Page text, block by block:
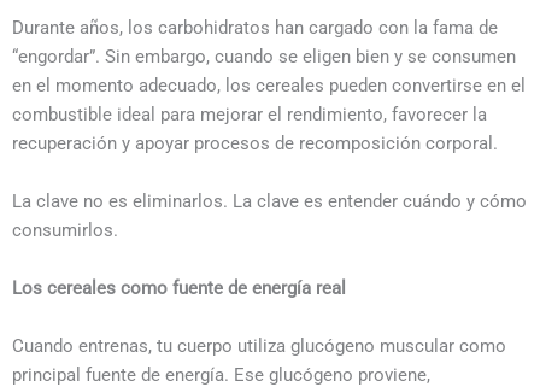
Durante años, los carbohidratos han cargado con la fama de
“engordar”. Sin embargo, cuando se eligen bien y se consumen
en el momento adecuado, los cereales pueden convertirse en el
combustible ideal para mejorar el rendimiento, favorecer la
recuperación y apoyar procesos de recomposición corporal.
La clave no es eliminarlos. La clave es entender cuándo y cómo
consumirlos.
Los cereales como fuente de energía real
Cuando entrenas, tu cuerpo utiliza glucógeno muscular como
principal fuente de energía. Ese glucógeno proviene,